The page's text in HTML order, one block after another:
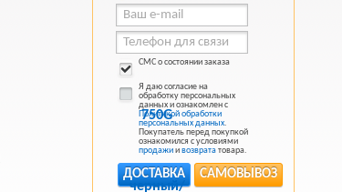
СМС о состоянии заказа
Я даю согласие на
обработку персональных
данных и ознакомлен с
Политикой обработки
персональных данных.
Покупатель перед покупкой
ознакомился с условиями
продажиивозврататовара.
САМОВЫВОЗ
ДОСТАВКА